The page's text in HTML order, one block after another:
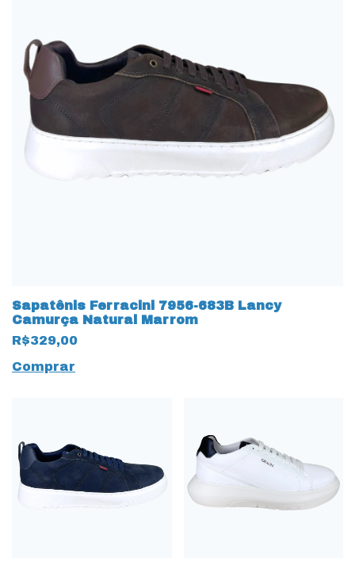
Sapatênis Ferracini 7956-683B Lancy
Camurça Natural Marrom
R$329,00
Comprar